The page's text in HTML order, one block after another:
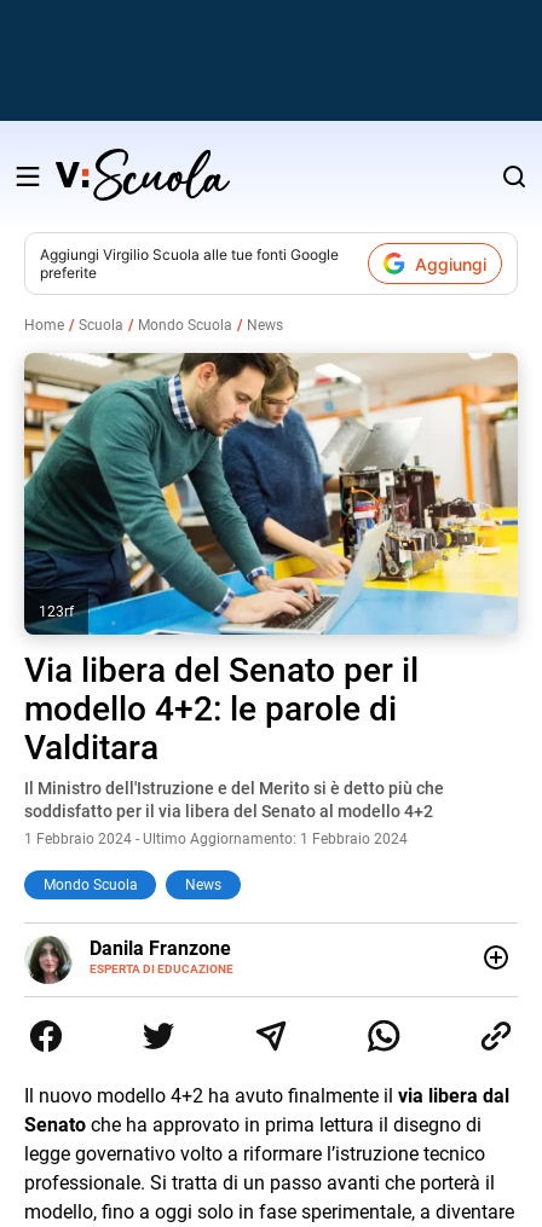
Salta
contenuto
Aggiungi Virgilio Scuola alle tue fonti Google
preferite
Aggiungi
Home Scuola Mondo Scuola News
123rf
Via libera del Senato per il
modello 4+2: le parole di
Valditara
Il Ministro dell'Istruzione e del Merito si è detto più che
soddisfatto per il via libera del Senato al modello 4+2
1 Febbraio 2024 - Ultimo Aggiornamento: 1 Febbraio 2024
Mondo Scuola News
Danila Franzone
ESPERTA DI EDUCAZIONE
E-
MAIL
LINKEDIN
alla scuola, alla crescita personale e ai bambini con
bisogni speciali. Nel tempo libero amo leggere libri di ogni
benessere in tutte le sue forme.
Il nuovo modello 4+2 ha avuto finalmente il via libera dal
Senato che ha approvato in prima lettura il disegno di
legge governativo volto a riformare l’istruzione tecnico
professionale. Si tratta di un passo avanti che porterà il
modello, fino a oggi solo in fase sperimentale, a diventare